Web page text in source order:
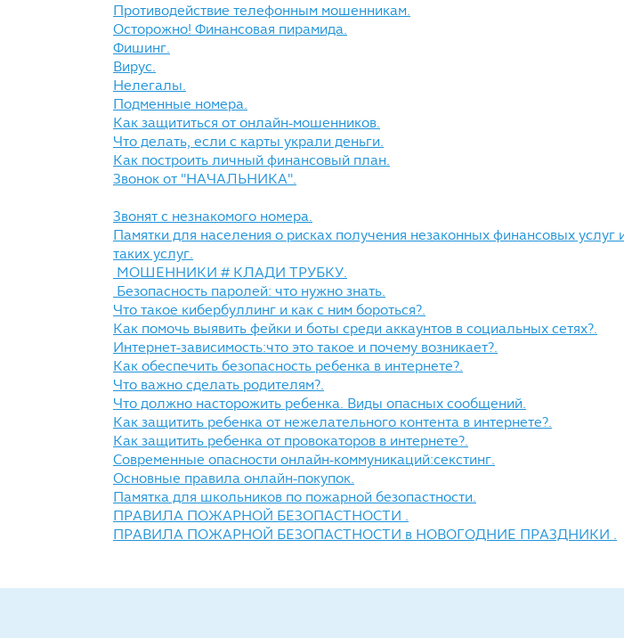
​​​​​​​Противодействие телефонным мошенникам.
​​​​​​​Осторожно! Финансовая пирамида.
​​​​​​​Фишинг.
​​​​​​​Вирус.
​​​​​​​Нелегалы.
​​​​​​​Подменные номера.
​​​​​​​Как защититься от онлайн-мошенников.
​​​​​​​Что делать, если с карты украли деньги.
​​​​​​​Как построить личный финансовый план.
​​​​​​​Звонок от "НАЧАЛЬНИКА".
​​​​​​​Звонят с незнакомого номера.
Памятки для населения о рисках получения незаконных финансовых
таких услуг​​​​​​​.
​​​​​​​ МОШЕННИКИ # КЛАДИ ТРУБКУ.
​​​​​​​ Безопасность паролей: что нужно знать.
​​​​​​​Что такое кибербуллинг и как с ним бороться?.
​​​​​​​Как помочь выявить фейки и боты среди аккаунтов в социальных сетях?.
​​​​​​​Интернет-зависимость:что это такое и почему возникает?.
​​​​​​​Как обеспечить безопасность ребенка в интернете?.
​​​​​​​Что важно сделать родителям?.
​​​​​​​Что должно насторожить ребенка. Виды опасных сообщений.
​​​​​​​Как защитить ребенка от нежелательного контента в интернете?.
​​​​​​​Как защитить ребенка от провокаторов в интернете?.
​​​​​​​Современные опасности онлайн-коммуникаций:секстинг.
​​​​​​​Основные правила онлайн-покупок.
​​​​​​​Памятка для школьников по пожарной безопастности.
​​​​​​​ПРАВИЛА ПОЖАРНОЙ БЕЗОПАСТНОСТИ .
​​​​​​​ПРАВИЛА ПОЖАРНОЙ БЕЗОПАСТНОСТИ в НОВОГОДНИЕ ПРАЗДНИКИ .